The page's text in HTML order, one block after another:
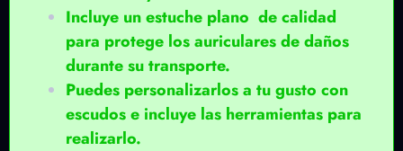
Incluye un estuche plano de calidad
para protege los auriculares de daños
durante su transporte.
Puedes personalizarlos a tu gusto con
escudos e incluye las herramientas para
realizarlo.